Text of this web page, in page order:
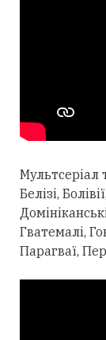
Мультсеріал
Белізі,
Гватемалі,
Парагваї,